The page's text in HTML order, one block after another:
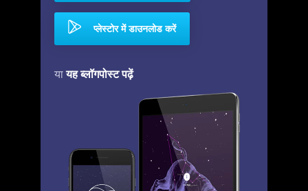
प्लेस्टोर में डाउनलोड करें
यायह ब्लॉगपोस्ट पढ़ें